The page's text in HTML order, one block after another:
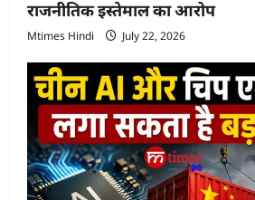
राजनीतिक इस्तेमाल का आरोप
Mtimes Hindi July 22, 2026